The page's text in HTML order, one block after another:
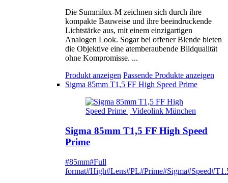
Die Summilux-M zeichnen sich durch ihre
kompakte Bauweise und ihre beeindruckende
Lichtstärke aus, mit einem einzigartigen
Analogen Look. Sogar bei offener Blende bieten
die Objektive eine atemberaubende Bildqualität
ohne Kompromisse. ...
Produkt anzeigen Passende Produkte anzeigen
Sigma 85mm T1,5 FF High Speed Prime
Sigma 85mm T1,5 FF High Speed
Prime
#85mm#Full
format#High#Lens#PL#Prime#Sigma#Speed